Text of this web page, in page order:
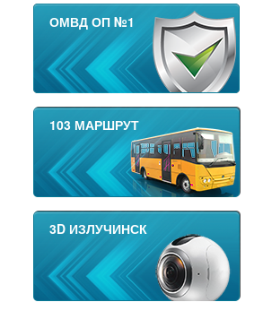
ОМВД ОП №1
103 МАРШРУТ
3D ИЗЛУЧИНСК